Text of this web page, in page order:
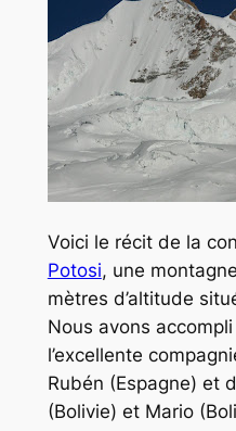
Voici le récit de la
Potosi, une
mètres d’altitude
Nous avons
l’excellente
Rubén (Espagne) et
(Bolivie) et Mario